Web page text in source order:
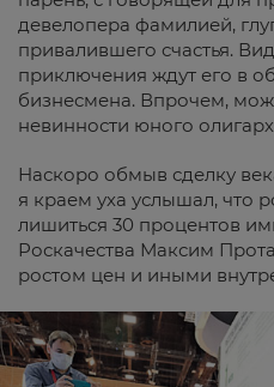
девелопера фамилией,
привалившего счастья.
приключения ждут его в
бизнесмена. Впрочем,
невинности юного
Наскоро обмыв сделку
я краем уха услышал, что
лишиться 30 процентов
Роскачества Максим
ростом цен и иными